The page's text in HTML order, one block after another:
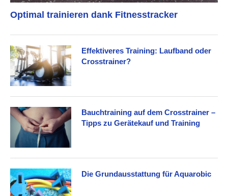
Optimal trainieren dank Fitnesstracker
Effektiveres Training: Laufband oder
Crosstrainer?
Bauchtraining auf dem Crosstrainer –
Tipps zu Gerätekauf und Training
Die Grundausstattung für Aquarobic